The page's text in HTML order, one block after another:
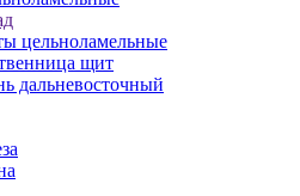
цельноламельные
щит
дальневосточный